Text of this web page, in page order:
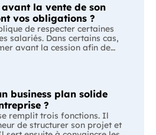
la vente de son
vos obligations ?
de respecter certaines
salariés. Dans certains cas,
avant la cession afin de
de présenter une offre
à une obligation
salariés. Cette obligation
de commerce ou la cession
société. Le délai
business plan solide
?
remplit trois fonctions. Il
de structurer son projet et